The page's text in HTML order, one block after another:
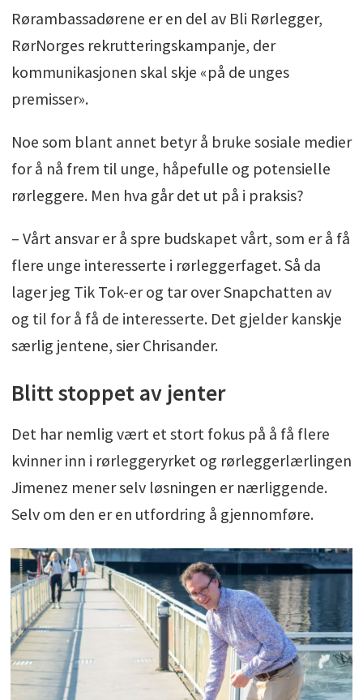
Rørambassadørene er en del av Bli Rørlegger,
RørNorges rekrutteringskampanje, der
kommunikasjonen skal skje «på de unges
premisser».
Noe som blant annet betyr å bruke sosiale medier
for å nå frem til unge, håpefulle og potensielle
rørleggere. Men hva går det ut på i praksis?
– Vårt ansvar er å spre budskapet vårt, som er å få
flere unge interesserte i rørleggerfaget. Så da
lager jeg Tik Tok-er og tar over Snapchatten av
og til for å få de interesserte. Det gjelder kanskje
særlig jentene, sier Chrisander.
Blitt stoppet av jenter
Det har nemlig vært et stort fokus på å få flere
kvinner inn i rørleggeryrket og rørleggerlærlingen
Jimenez mener selv løsningen er nærliggende.
Selv om den er en utfordring å gjennomføre.